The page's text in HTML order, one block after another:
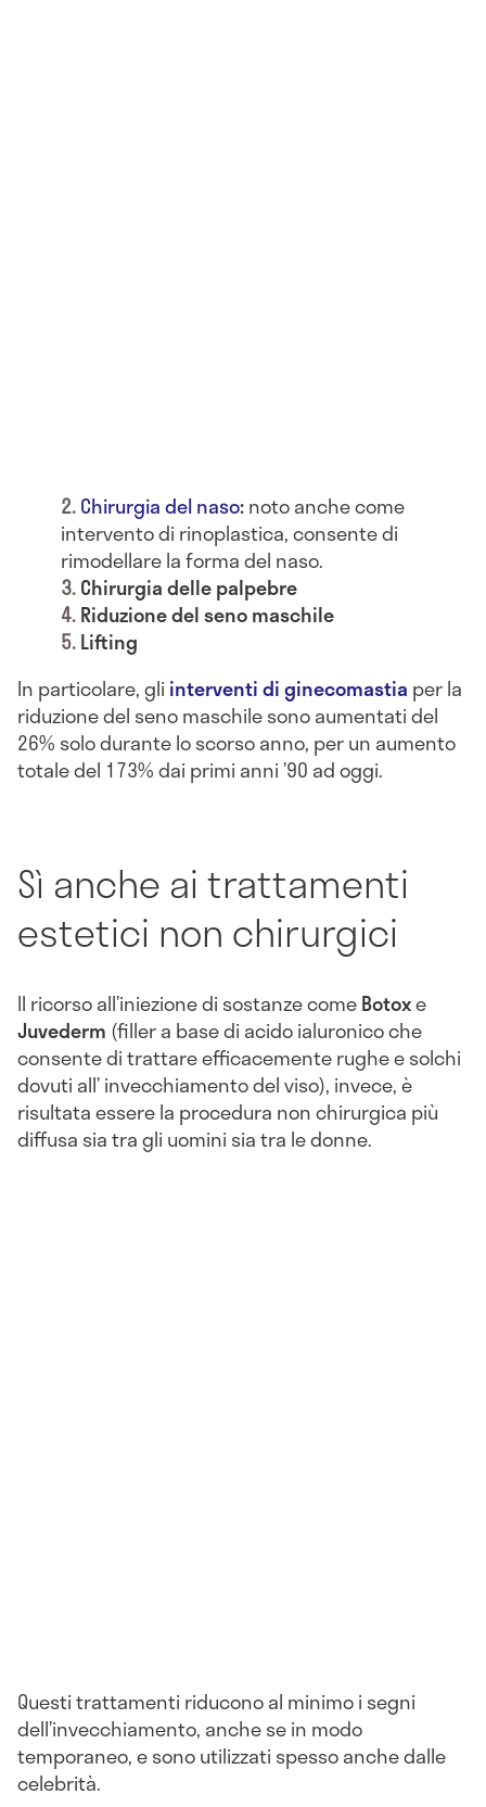
Chirurgia del naso:noto anche come
intervento di rinoplastica, consente di
rimodellare la forma del naso.
Chirurgia delle palpebre
Riduzione del seno maschile
Lifting
In particolare, gli interventidiginecomastia per la
riduzione del seno maschile sono aumentati del
26% solo durante lo scorso anno, per un aumento
totale del 173% dai primi anni ’90 ad oggi.
Sì anche ai trattamenti
estetici non chirurgici
Il ricorso all’iniezione di sostanze comeBotoxe
Juvederm (filler a base di acido ialuronico che
consente di trattare efficacemente rughe e solchi
dovuti all’ invecchiamento del viso), invece, è
risultata essere la procedura non chirurgica più
diffusa sia tra gli uomini sia tra le donne.
Questi trattamenti riducono al minimo i segni
dell’invecchiamento, anche se in modo
temporaneo, e sono utilizzati spesso anche dalle
celebrità.